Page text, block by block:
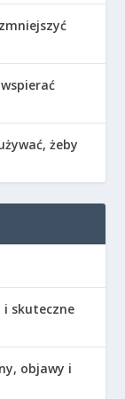
żeby
i skuteczne
objawy i